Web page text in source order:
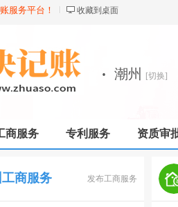
服务平台！ 收藏到桌面
· 潮州 [切换]
商服务 专利服务 资质审
商服务 发布工商服务